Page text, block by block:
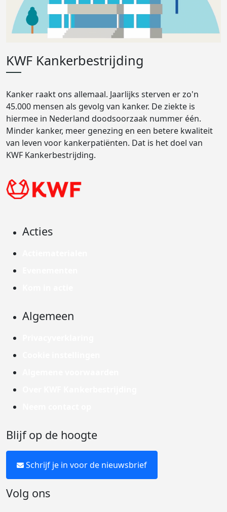
KWF Kankerbestrijding
Kanker raakt ons allemaal. Jaarlijks sterven er zo'n
45.000 mensen als gevolg van kanker. De ziekte is
hiermee in Nederland doodsoorzaak nummer één.
Minder kanker, meer genezing en een betere kwaliteit
van leven voor kankerpatiënten. Dat is het doel van
KWF Kankerbestrijding.
Acties
Algemeen
Blijf op de hoogte
Schrijf je in voor de nieuwsbrief
Volg ons